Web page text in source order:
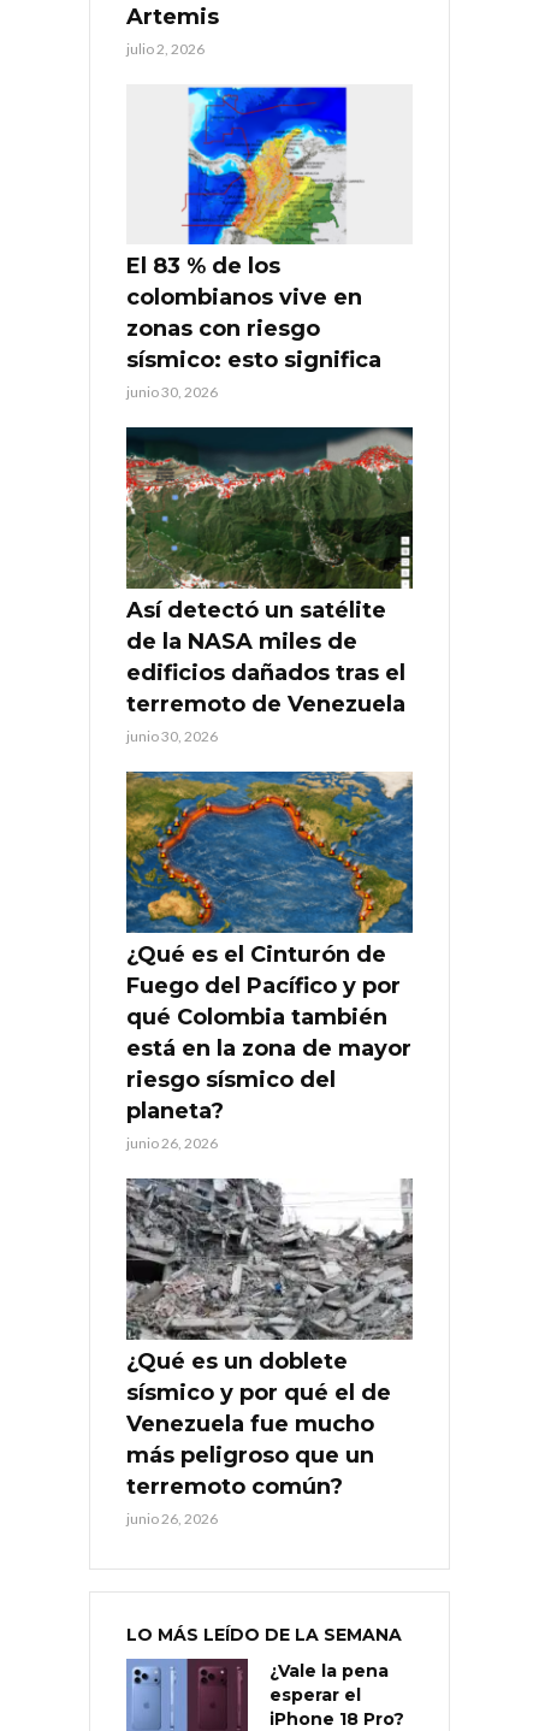
Artemis
julio 2, 2026
El 83 % de los
colombianos vive en
zonas con riesgo
sísmico: esto significa
junio 30, 2026
Así detectó un satélite
de la NASA miles de
edificios dañados tras el
terremoto de Venezuela
junio 30, 2026
¿Qué es el Cinturón de
Fuego del Pacífico y por
qué Colombia también
está en la zona de mayor
riesgo sísmico del
planeta?
junio 26, 2026
¿Qué es un doblete
sísmico y por qué el de
Venezuela fue mucho
más peligroso que un
terremoto común?
junio 26, 2026
LO MÁS LEÍDO DE LA SEMANA
¿Vale la pena
esperar el
iPhone 18 Pro?